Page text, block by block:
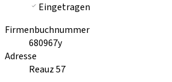
Eingetragen
Firmenbuchnummer
680967y
Adresse
Reauz 57